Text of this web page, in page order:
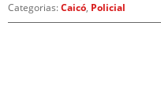
Categorias:Caicó, Policial